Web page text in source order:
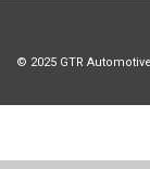
© 2025 GTR Automotive